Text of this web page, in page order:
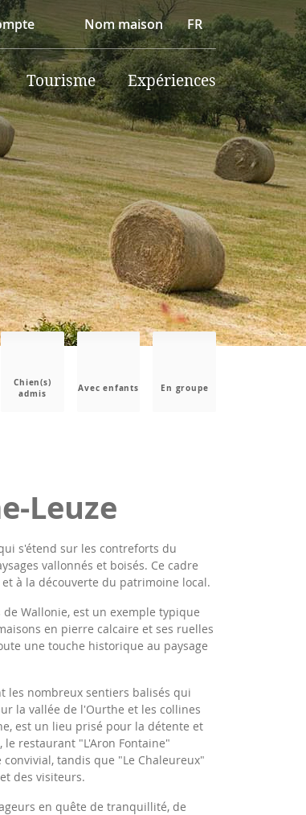
Nom maison FR
Tourisme Expériences
Chien(s)
admis
Avec enfants En groupe
Leuze
s'étend sur les contreforts du
vallonnés et boisés. Ce cadre
à la découverte du patrimoine local.
Wallonie, est un exemple typique
en pierre calcaire et ses ruelles
une touche historique au paysage
les nombreux sentiers balisés qui
la vallée de l'Ourthe et les collines
est un lieu prisé pour la détente et
restaurant "L'Aron Fontaine"
tandis que "Le Chaleureux"
des visiteurs.
en quête de tranquillité, de